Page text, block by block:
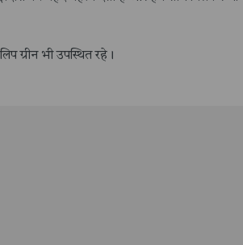
ग्रीन भी उपस्थित रहे।